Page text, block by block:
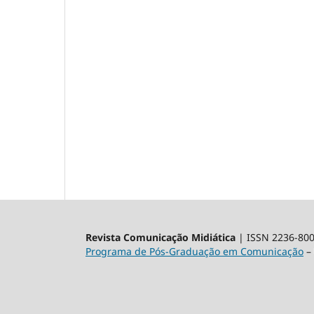
Revista Comunicação Midiática | ISSN 2236-
Programa de Pós-Graduação em Comunicação